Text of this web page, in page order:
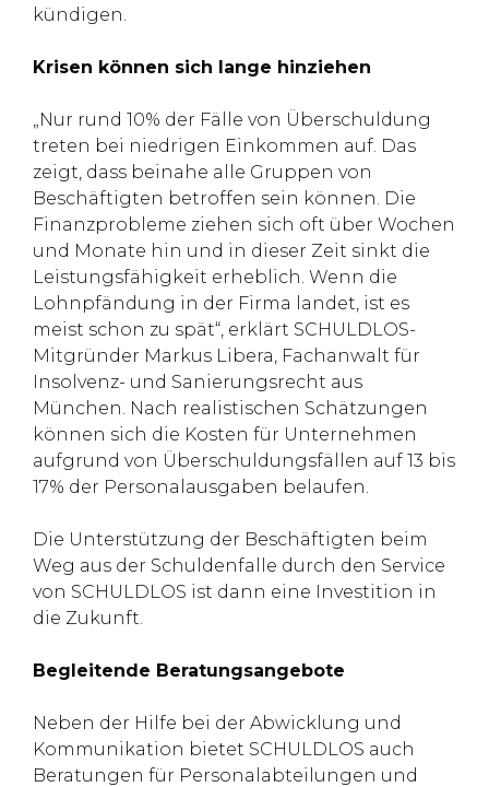
kündigen.
Krisen können sich lange hinziehen
„Nur rund 10% der Fälle von Überschuldung
treten bei niedrigen Einkommen auf. Das
zeigt, dass beinahe alle Gruppen von
Beschäftigten betroffen sein können. Die
Finanzprobleme ziehen sich oft über Wochen
und Monate hin und in dieser Zeit sinkt die
Leistungsfähigkeit erheblich. Wenn die
Lohnpfändung in der Firma landet, ist es
meist schon zu spät“, erklärt SCHULDLOS-
Mitgründer Markus Libera, Fachanwalt für
Insolvenz- und Sanierungsrecht aus
München. Nach realistischen Schätzungen
können sich die Kosten für Unternehmen
aufgrund von Überschuldungsfällen auf 13 bis
17% der Personalausgaben belaufen.
Die Unterstützung der Beschäftigten beim
Weg aus der Schuldenfalle durch den Service
von SCHULDLOS ist dann eine Investition in
die Zukunft.
Begleitende Beratungsangebote
Neben der Hilfe bei der Abwicklung und
Kommunikation bietet SCHULDLOS auch
Beratungen für Personalabteilungen und